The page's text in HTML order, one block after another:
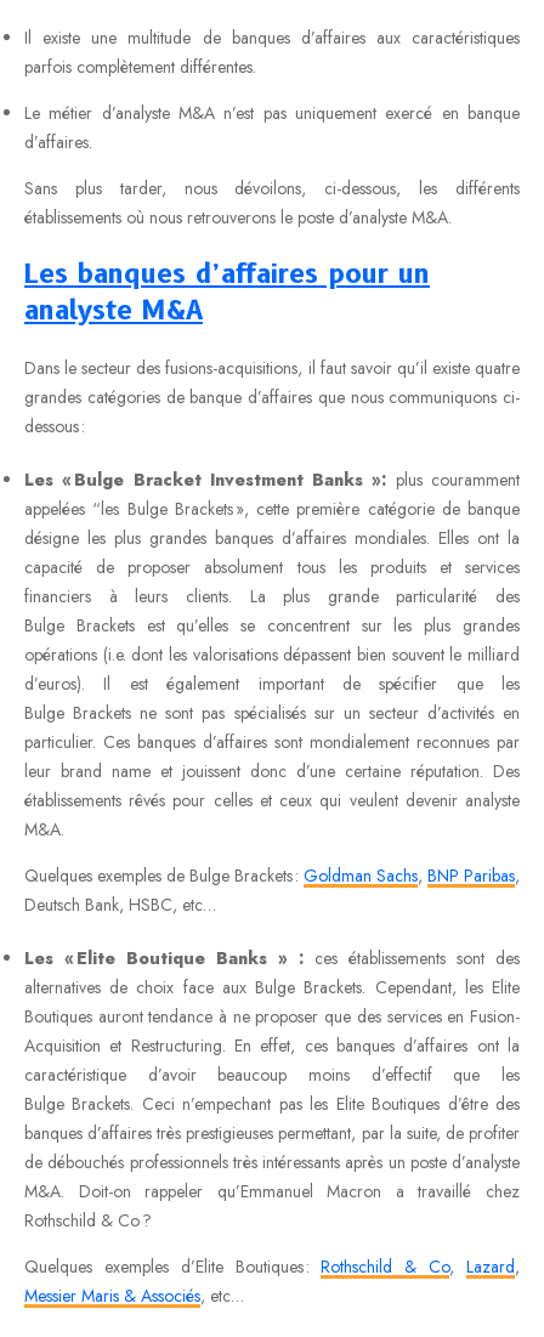
Il existe une multitude de banques d’affaires aux caractéristiques
parfois complètement différentes.
Le métier d’analyste M&A n’est pas uniquement exercé en banque
d’affaires.
Sans plus tarder, nous dévoilons, ci-dessous, les différents
établissements où nous retrouverons le poste d’analyste M&A.
Les banques d’affaires pour un
analyste M&A
Dans le secteur des fusions-acquisitions, il faut savoir qu’il existe quatre
grandes catégories de banque d’affaires que nous communiquons ci-
dessous :
Les « Bulge Bracket Investment Banks »: plus couramment
appelées “les Bulge Brackets », cette première catégorie de banque
désigne les plus grandes banques d’affaires mondiales. Elles ont la
capacité de proposer absolument tous les produits et services
financiers à leurs clients. La plus grande particularité des
Bulge Brackets est qu’elles se concentrent sur les plus grandes
opérations (i.e. dont les valorisations dépassent bien souvent le milliard
d’euros). Il est également important de spécifier que les
Bulge Brackets ne sont pas spécialisés sur un secteur d’activités en
particulier. Ces banques d’affaires sont mondialement reconnues par
leur brand name et jouissent donc d’une certaine réputation. Des
établissements rêvés pour celles et ceux qui veulent devenir analyste
M&A.
Quelques exemples de Bulge Brackets : Goldman Sachs, BNP Paribas,
Deutsch Bank, HSBC, etc…
Les « Elite Boutique Banks » : ces établissements sont des
alternatives de choix face aux Bulge Brackets. Cependant, les Elite
Boutiques auront tendance à ne proposer que des services en Fusion-
Acquisition et Restructuring. En effet, ces banques d’affaires ont la
caractéristique d’avoir beaucoup moins d’effectif que les
Bulge Brackets. Ceci n’empechant pas les Elite Boutiques d’être des
banques d’affaires très prestigieuses permettant, par la suite, de profiter
de débouchés professionnels très intéressants après un poste d’analyste
M&A. Doit-on rappeler qu’Emmanuel Macron a travaillé chez
Rothschild & Co ?
Quelques exemples d’Elite Boutiques :Rothschild & Co,Lazard,
Messier Maris & Associés, etc…